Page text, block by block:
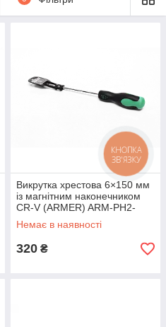
Викрутка хрестова 6×150 мм
із магнітним наконечником
CR-V (ARMER) ARM-PH2-
6150
Немає в наявності
320 ₴
КНОПКА
ЗВ'ЯЗКУ